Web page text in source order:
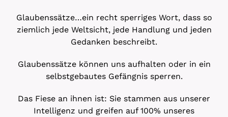
Glaubenssätze…ein recht sperriges Wort, dass so
ziemlich jede Weltsicht, jede Handlung und jeden
Gedanken beschreibt.
Glaubenssätze können uns aufhalten oder in ein
selbstgebautes Gefängnis sperren.
Das Fiese an ihnen ist: Sie stammen aus unserer
Intelligenz und greifen auf 100% unseres